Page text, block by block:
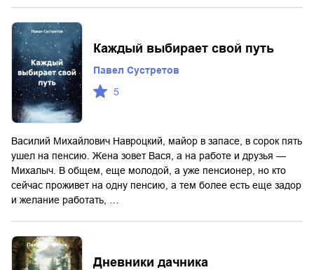
Каждый выбирает свой путь
Павел Сустретов
5
Василий Михайлович Навроцкий, майор в запасе, в сорок пять
ушел на пенсию. Жена зовет Вася, а на работе и друзья —
Михалыч. В общем, еще молодой, а уже пенсионер, но кто
сейчас проживет на одну пенсию, а тем более есть еще задор
и желание работать, …
Дневники дачника